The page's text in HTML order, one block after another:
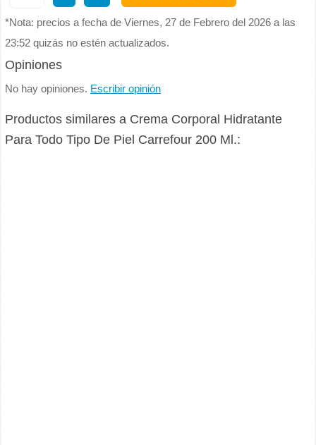
*Nota: precios a fecha de Viernes, 27 de Febrero del 2026 a las
23:52 quizás no estén actualizados.
Opiniones
No hay opiniones. Escribir opinión
Productos similares a Crema Corporal Hidratante
Para Todo Tipo De Piel Carrefour 200 Ml.: